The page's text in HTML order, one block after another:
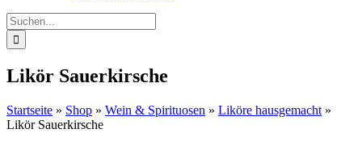
Suche
nach:
Likör Sauerkirsche
Startseite » Shop » Wein & Spirituosen » Liköre hausgemacht »
Likör Sauerkirsche